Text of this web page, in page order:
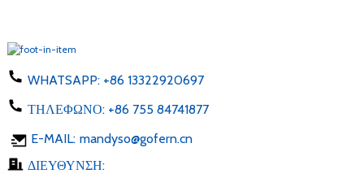
WHATSAPP: +86 13322920697
ΤΗΛΕΦΩΝΟ: +86 755 84741877
E-MAIL: mandyso@gofern.cn
ΔΙΕΥΘΥΝΣΗ: